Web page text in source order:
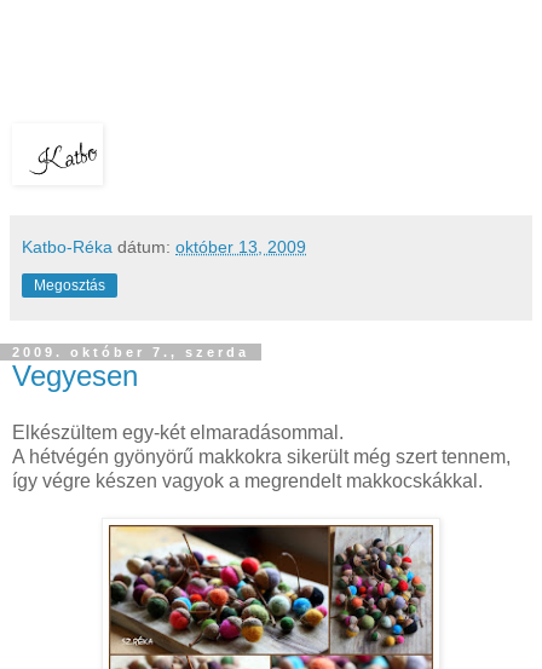
Katbo-Réka dátum: október 13, 2009
Megosztás
2009. október 7., szerda
Vegyesen
Elkészültem egy-két elmaradásommal.
A hétvégén gyönyörű makkokra sikerült még szert tennem,
így végre készen vagyok a megrendelt makkocskákkal.